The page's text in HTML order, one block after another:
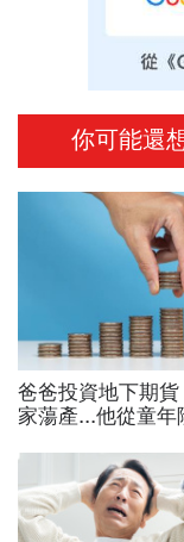
你可能還
爸爸投資地下期
家蕩產...他從童年
小孩一樣，重點
厲害」